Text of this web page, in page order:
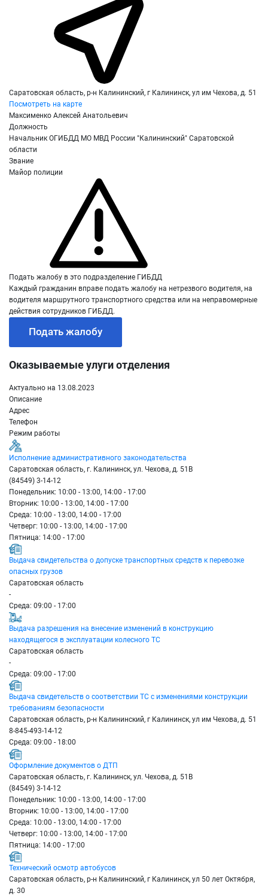
Саратовская область, р-н Калининский, г Калининск, ул им Чехова, д. 51
Посмотреть на карте
Максименко Алексей Анатольевич
Должность
Начальник ОГИБДД МО МВД России "Калининский" Саратовской
области
Звание
Майор полиции
Подать жалобу в это подразделение ГИБДД
Каждый гражданин вправе подать жалобу на нетрезвого водителя, на
водителя маршрутного транспортного средства или на неправомерные
действия сотрудников ГИБДД.
Подать жалобу
Оказываемые улуги отделения
Актуально на 13.08.2023
Описание
Адрес
Телефон
Режим работы
Исполнение административного законодательства
Саратовская область, г. Калининск, ул. Чехова, д. 51В
(84549) 3-14-12
Понедельник: 10:00 - 13:00, 14:00 - 17:00
Вторник: 10:00 - 13:00, 14:00 - 17:00
Среда: 10:00 - 13:00, 14:00 - 17:00
Четверг: 10:00 - 13:00, 14:00 - 17:00
Пятница: 14:00 - 17:00
Выдача свидетельства о допуске транспортных средств к перевозке
опасных грузов
Саратовская область
-
Среда: 09:00 - 17:00
Выдача разрешения на внесение изменений в конструкцию
находящегося в эксплуатации колесного ТС
Саратовская область
-
Среда: 09:00 - 17:00
Выдача свидетельств о соответствии ТС с изменениями конструкции
требованиям безопасности
Саратовская область, р-н Калининский, г Калининск, ул им Чехова, д. 51
8-845-493-14-12
Среда: 09:00 - 18:00
Оформление документов о ДТП
Саратовская область, г. Калининск, ул. Чехова, д. 51В
(84549) 3-14-12
Понедельник: 10:00 - 13:00, 14:00 - 17:00
Вторник: 10:00 - 13:00, 14:00 - 17:00
Среда: 10:00 - 13:00, 14:00 - 17:00
Четверг: 10:00 - 13:00, 14:00 - 17:00
Пятница: 14:00 - 17:00
Технический осмотр автобусов
Саратовская область, р-н Калининский, г Калининск, ул 50 лет Октября,
д. 30